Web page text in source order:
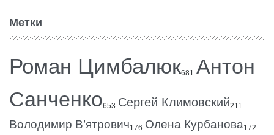
Метки
Роман Цимбалюк681 Антон
Санченко653 Сергей Климовский211
Володимир В’ятрович176 Олена Курбанова172